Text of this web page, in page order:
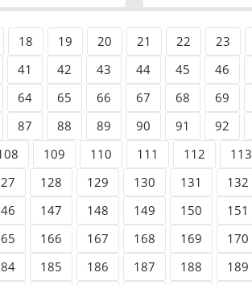
18 19 20 21 22 23
41 42 43 44 45 46
64 65 66 67 68 69
87 88 89 90 91 92
109 110 111 112
113
128 129 130 131
132
147 148 149 150
151
166 167 168 169
170
185 186 187 188
189